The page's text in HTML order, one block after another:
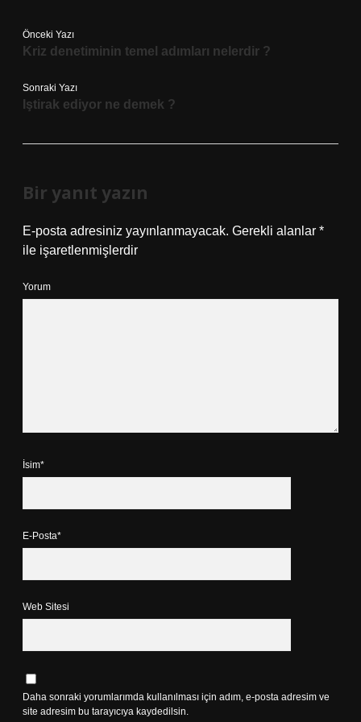
Önceki Yazı
Kriz denetiminin temel adımları nelerdir ?
Sonraki Yazı
Iştirak ediyor ne demek ?
Bir yanıt yazın
E-posta adresiniz yayınlanmayacak. Gerekli alanlar *
ile işaretlenmişlerdir
Yorum
İsim*
E-Posta*
Web Sitesi
Daha sonraki yorumlarımda kullanılması için adım, e-posta adresim ve
site adresim bu tarayıcıya kaydedilsin.